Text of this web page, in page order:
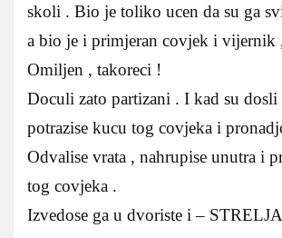
skoli . Bio je toliko ucen da su ga
a bio je i primjeran covjek i vijernik
Omiljen , takoreci !
Doculi zato partizani . I kad su
potrazise kucu tog covjeka i
Odvalise vrata , nahrupise unutra i
tog covjeka .
Izvedose ga u dvoriste i –